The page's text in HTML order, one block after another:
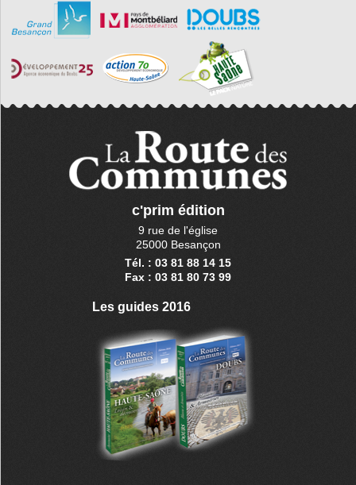
c'prim édition
9 rue de l'église
25000 Besançon
Tél. : 03 81 88 14 15
Fax : 03 81 80 73 99
Les guides 2016